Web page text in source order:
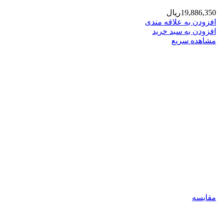
19,886,350ریال
افزودن به علاقه مندی
افزودن به سبد خرید
مشاهده سریع
مقایسه